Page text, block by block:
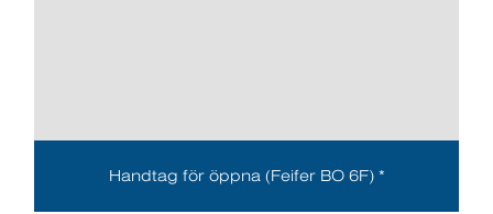
Handtag för öppna (Feifer BO 6F) *